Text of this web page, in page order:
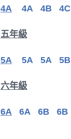
4A 4A 4B 4C
五年級
5A 5A 5A 5B
六年級
6A 6A 6B 6B